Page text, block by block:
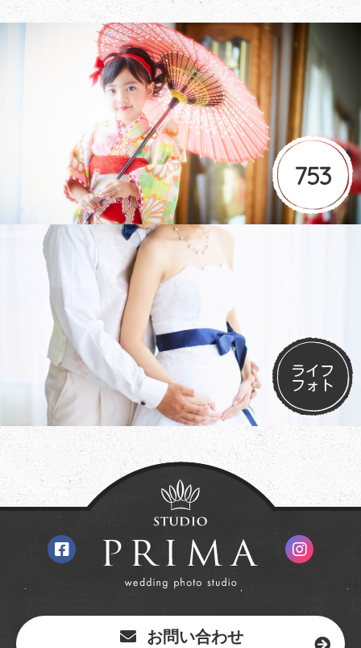
753
ライフ
フォト
お問い合わせ